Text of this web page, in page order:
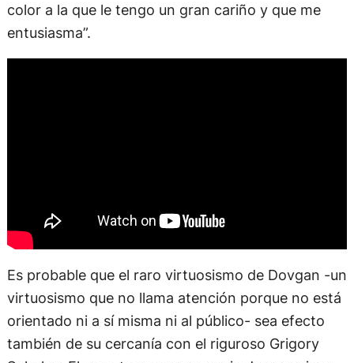
color a la que le tengo un gran cariño y que me
entusiasma”.
Es probable que el raro virtuosismo de Dovgan -un
virtuosismo que no llama atención porque no está
orientado ni a sí misma ni al público- sea efecto
también de su cercanía con el riguroso Grigory